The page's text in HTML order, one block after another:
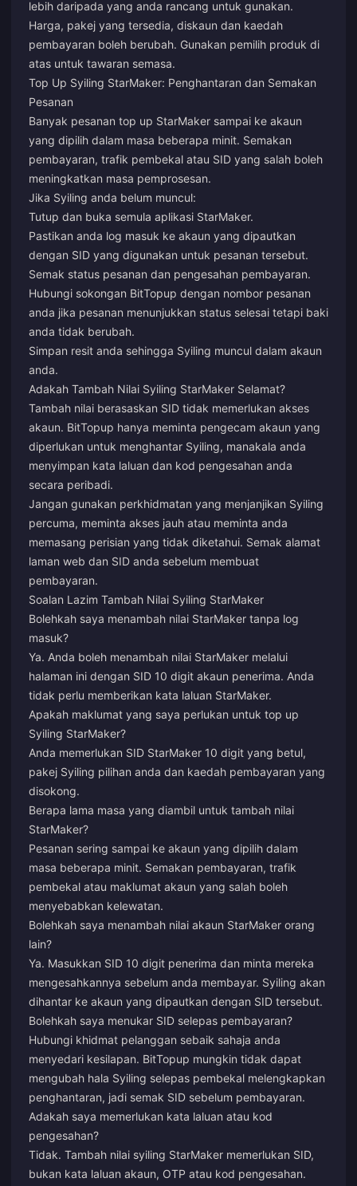
lebih daripada yang anda rancang untuk gunakan.
Harga, pakej yang tersedia, diskaun dan kaedah
pembayaran boleh berubah. Gunakan pemilih produk di
atas untuk tawaran semasa.
Top Up Syiling StarMaker: Penghantaran dan Semakan
Pesanan
Banyak pesanan top up StarMaker sampai ke akaun
yang dipilih dalam masa beberapa minit. Semakan
pembayaran, trafik pembekal atau SID yang salah boleh
meningkatkan masa pemprosesan.
Jika Syiling anda belum muncul:
Tutup dan buka semula aplikasi StarMaker.
Pastikan anda log masuk ke akaun yang dipautkan
dengan SID yang digunakan untuk pesanan tersebut.
Semak status pesanan dan pengesahan pembayaran.
Hubungi sokongan BitTopup dengan nombor pesanan
anda jika pesanan menunjukkan status selesai tetapi baki
anda tidak berubah.
Simpan resit anda sehingga Syiling muncul dalam akaun
anda.
Adakah Tambah Nilai Syiling StarMaker Selamat?
Tambah nilai berasaskan SID tidak memerlukan akses
akaun. BitTopup hanya meminta pengecam akaun yang
diperlukan untuk menghantar Syiling, manakala anda
menyimpan kata laluan dan kod pengesahan anda
secara peribadi.
Jangan gunakan perkhidmatan yang menjanjikan Syiling
percuma, meminta akses jauh atau meminta anda
memasang perisian yang tidak diketahui. Semak alamat
laman web dan SID anda sebelum membuat
pembayaran.
Soalan Lazim Tambah Nilai Syiling StarMaker
Bolehkah saya menambah nilai StarMaker tanpa log
masuk?
Ya. Anda boleh menambah nilai StarMaker melalui
halaman ini dengan SID 10 digit akaun penerima. Anda
tidak perlu memberikan kata laluan StarMaker.
Apakah maklumat yang saya perlukan untuk top up
Syiling StarMaker?
Anda memerlukan SID StarMaker 10 digit yang betul,
pakej Syiling pilihan anda dan kaedah pembayaran yang
disokong.
Berapa lama masa yang diambil untuk tambah nilai
StarMaker?
Pesanan sering sampai ke akaun yang dipilih dalam
masa beberapa minit. Semakan pembayaran, trafik
pembekal atau maklumat akaun yang salah boleh
menyebabkan kelewatan.
Bolehkah saya menambah nilai akaun StarMaker orang
lain?
Ya. Masukkan SID 10 digit penerima dan minta mereka
mengesahkannya sebelum anda membayar. Syiling akan
dihantar ke akaun yang dipautkan dengan SID tersebut.
Bolehkah saya menukar SID selepas pembayaran?
Hubungi khidmat pelanggan sebaik sahaja anda
menyedari kesilapan. BitTopup mungkin tidak dapat
mengubah hala Syiling selepas pembekal melengkapkan
penghantaran, jadi semak SID sebelum pembayaran.
Adakah saya memerlukan kata laluan atau kod
pengesahan?
Tidak. Tambah nilai syiling StarMaker memerlukan SID,
bukan kata laluan akaun, OTP atau kod pengesahan.